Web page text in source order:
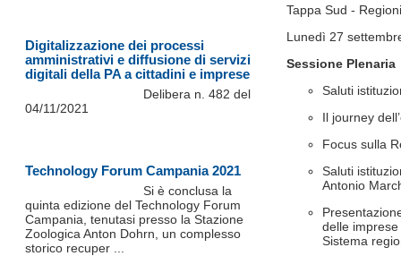
Tappa Sud -
Lunedì 27
Sessione Plenaria
Saluti
Il journey
Focus sulla
Saluti
Antonio
delle
Sistema
Digitalizzazione dei processi
amministrativi e diffusione di servizi
digitali della PA a cittadini e imprese
Delibera n. 482 del
04/11/2021
Technology Forum Campania 2021
Si è conclusa la
quinta edizione del Technology Forum
Campania, tenutasi presso la Stazione
Zoologica Anton Dohrn, un complesso
storico recuper ...